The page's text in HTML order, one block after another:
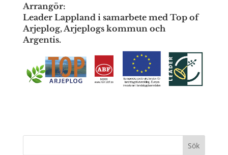
Arrangör:
Leader Lappland i samarbete med Top of
Arjeplog, Arjeplogs kommun och
Argentis.